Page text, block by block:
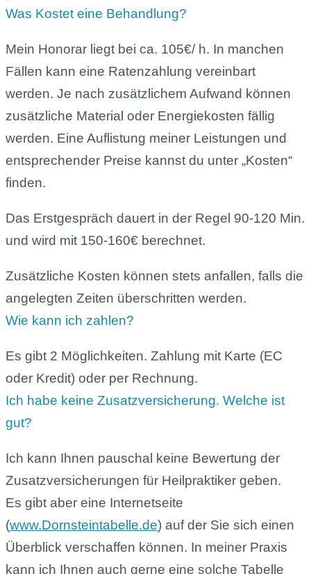
Was Kostet eine Behandlung?
Mein Honorar liegt bei ca. 105€/ h. In manchen
Fällen kann eine Ratenzahlung vereinbart
werden. Je nach zusätzlichem Aufwand können
zusätzliche Material oder Energiekosten fällig
werden. Eine Auflistung meiner Leistungen und
entsprechender Preise kannst du unter „Kosten“
finden.
Das Erstgespräch dauert in der Regel 90-120 Min.
und wird mit 150-160€ berechnet.
Zusätzliche Kosten können stets anfallen, falls die
angelegten Zeiten überschritten werden.
Wie kann ich zahlen?
Es gibt 2 Möglichkeiten. Zahlung mit Karte (EC
oder Kredit) oder per Rechnung.
Ich habe keine Zusatzversicherung. Welche ist
gut?
Ich kann Ihnen pauschal keine Bewertung der
Zusatzversicherungen für Heilpraktiker geben.
Es gibt aber eine Internetseite
(www.Dornsteintabelle.de) auf der Sie sich einen
Überblick verschaffen können. In meiner Praxis
kann ich Ihnen auch gerne eine solche Tabelle